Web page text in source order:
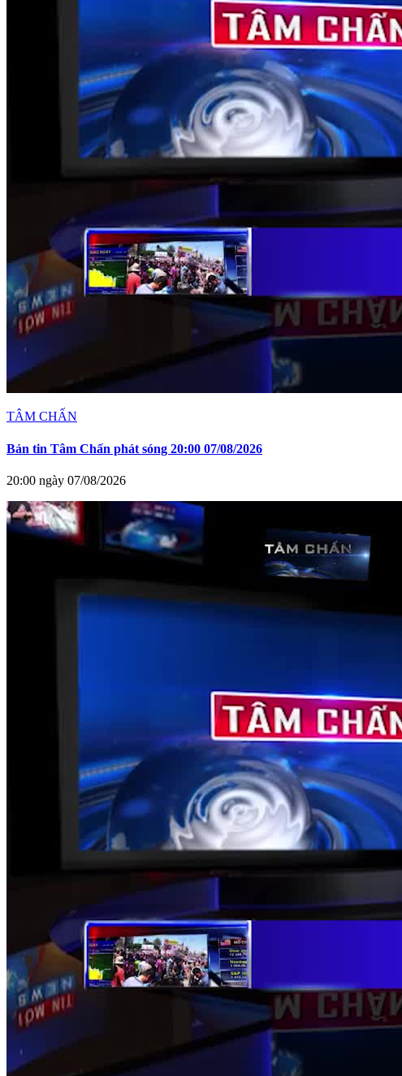
TÂM CHẤN
Bản tin Tâm Chấn phát sóng 20:00 07/08/2026
20:00 ngày 07/08/2026